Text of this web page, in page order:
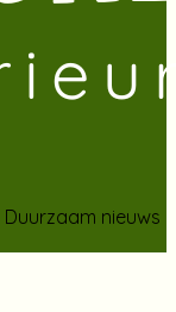
Duurzaam nieuws